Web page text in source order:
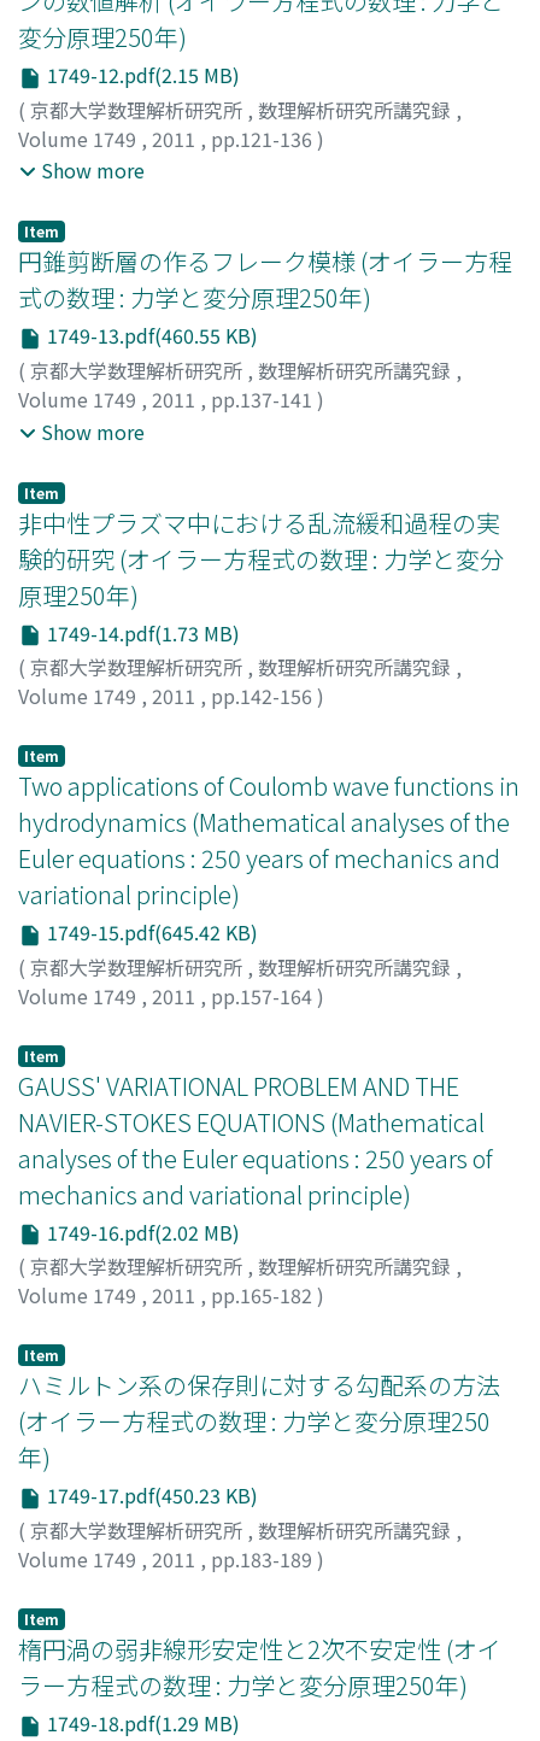
変分原理250年)
1749-12.pdf(2.15 MB)
( 京都大学数理解析研究所 , 数理解析研究所講究録 ,
Volume 1749 , 2011 , pp.121-136 )
高橋, 公也;宮本, 真孝
Masataka
Taizo;Nishida, Akira; Aoyagi, Mutsumi ;タカハシ, キンヤ
ミヤモト, マサタカ ; イトウ, ヤスノリ ;タカミ, トシヤ
コ
バヤシ, タイゾウ;ニシダ, アキラ;アオヤギ, ムツミ
Show more
Item
円錐剪断層の作るフレーク模様 (オイラー方程
式の数理 : 力学と変分原理250年)
1749-13.pdf(460.55 KB)
( 京都大学数理解析研究所 , 数理解析研究所講究録 ,
Volume 1749 , 2011 , pp.137-141 )
木田, 重雄;後藤, 晋
ム;フジワラ, ショウヘイ
Show more
Item
非中性プラズマ中における乱流緩和過程の実
験的研究 (オイラー方程式の数理 : 力学と変分
原理250年)
1749-14.pdf(1.73 MB)
( 京都大学数理解析研究所 , 数理解析研究所講究録 ,
Volume 1749 , 2011 , pp.142-156 )
Yasuhito
Item
Two applications of Coulomb wave functions in
hydrodynamics (Mathematical analyses of the
Euler equations : 250 years of mechanics and
variational principle)
1749-15.pdf(645.42 KB)
( 京都大学数理解析研究所 , 数理解析研究所講究録 ,
Volume 1749 , 2011 , pp.157-164)
Item
GAUSS' VARIATIONAL PROBLEM AND THE
NAVIER-STOKES EQUATIONS (Mathematical
analyses of the Euler equations : 250 years of
mechanics and variational principle)
1749-16.pdf(2.02 MB)
( 京都大学数理解析研究所 , 数理解析研究所講究録 ,
Volume 1749 , 2011 , pp.165-182 )
Item
ハミルトン系の保存則に対する勾配系の方法
(オイラー方程式の数理 : 力学と変分原理250
年)
1749-17.pdf(450.23 KB)
( 京都大学数理解析研究所 , 数理解析研究所講究録 ,
Volume 1749 , 2011 , pp.183-189 )
Item
楕円渦の弱非線形安定性と2次不安定性 (オイ
ラー方程式の数理 : 力学と変分原理250年)
1749-18.pdf(1.29 MB)